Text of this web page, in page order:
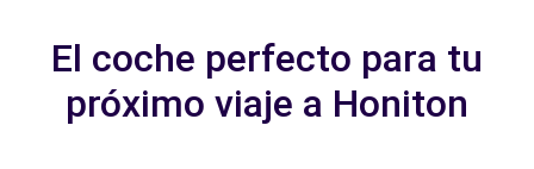
El coche perfecto para tu
próximo viaje a Honiton